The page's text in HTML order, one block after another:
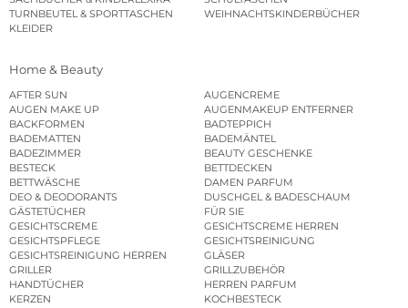
TURNBEUTEL & SPORTTASCHEN
WEIHNACHTSKINDERBÜCHER
KLEIDER
Home & Beauty
AFTER SUN
AUGENCREME
AUGEN MAKE UP
AUGENMAKEUP ENTFERNER
BACKFORMEN
BADTEPPICH
BADEMATTEN
BADEMÄNTEL
BADEZIMMER
BEAUTY GESCHENKE
BESTECK
BETTDECKEN
BETTWÄSCHE
DAMEN PARFUM
DEO & DEODORANTS
DUSCHGEL & BADESCHAUM
GÄSTETÜCHER
FÜR SIE
GESICHTSCREME
GESICHTSCREME HERREN
GESICHTSPFLEGE
GESICHTSREINIGUNG
GESICHTSREINIGUNG HERREN
GLÄSER
GRILLER
GRILLZUBEHÖR
HANDTÜCHER
HERREN PARFUM
KERZEN
KOCHBESTECK